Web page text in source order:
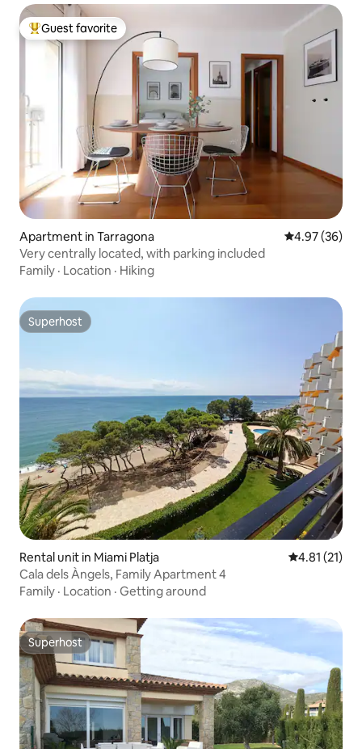
Top guest favorite
Guest favorite
Apartment in Tarragona 4.97 out of 5
4.97 (36)
Very centrally located, with parking included
Family · Location · Hiking
Superhost
Superhost
Rental unit in Miami Platja 4.81 out of 5
4.81 (21)
Cala dels Àngels, Family Apartment 4
Family · Location · Getting around
Superhost
Superhost